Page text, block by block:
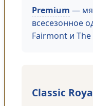
Premium —
всесезонное
Fairmont и
Classic